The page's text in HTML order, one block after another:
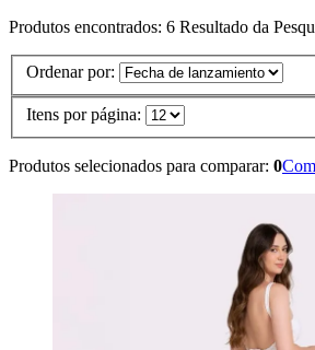
Produtos encontrados: 6 Resultado da
Ordenar por:
Itens por página:
Produtos selecionados para comparar: 0